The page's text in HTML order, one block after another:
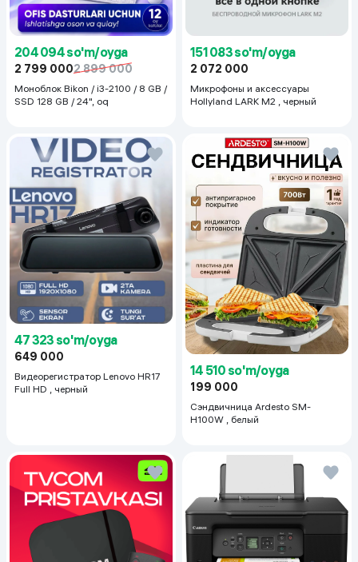
204 094 so'm/oyga
2 799 0002 899 000
Моноблок Bikon / i3-2100 / 8 GB /
SSD 128 GB / 24", oq
151 083 so'm/oyga
2 072 000
Микрофоны и аксессуары
Hollyland LARK M2 , черный
47 323 so'm/oyga
649 000
Видеорегистратор Lenovo HR17
Full HD , черный
14 510 so'm/oyga
199 000
Сэндвичница Ardesto SM-
H100W , белый